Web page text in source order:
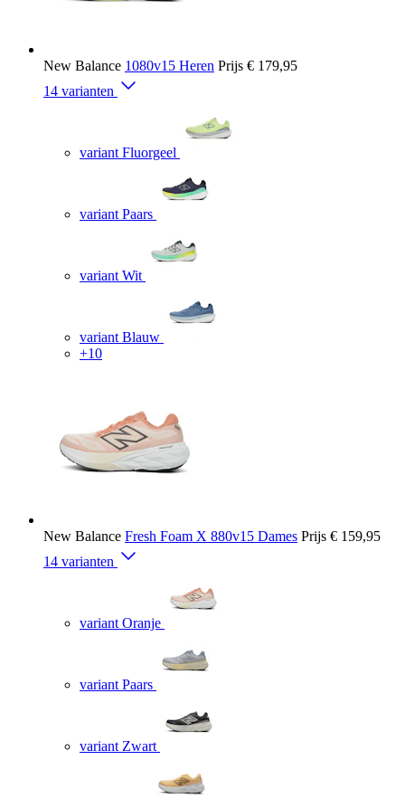
New Balance 1080v15 Heren Prijs € 179,95
14 varianten
variant Fluorgeel
variant Paars
variant Wit
variant Blauw
+10
New Balance Fresh Foam X 880v15 Dames Prijs € 159,95
14 varianten
variant Oranje
variant Paars
variant Zwart